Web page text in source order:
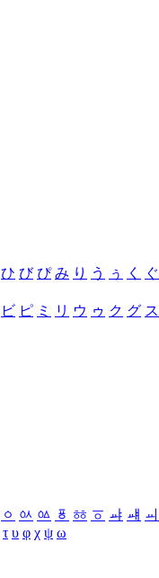
ひ び ぴ み り う ぅ く ぐ
ビ ピ ミ リ ウ ゥ ク グ ス
ㆁ ㆂ ㆃ ㆄ ㆅ ㆆ ㆇ ㆈ ㆉ
τ υ φ χ ψ ω